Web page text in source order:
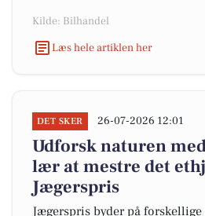
Kilde: Bilhandel
Læs hele artiklen her
DET SKER 26-07-2026 12:01
Udforsk naturen
lær at mestre det
Jægerspris
Jægerspris byder på